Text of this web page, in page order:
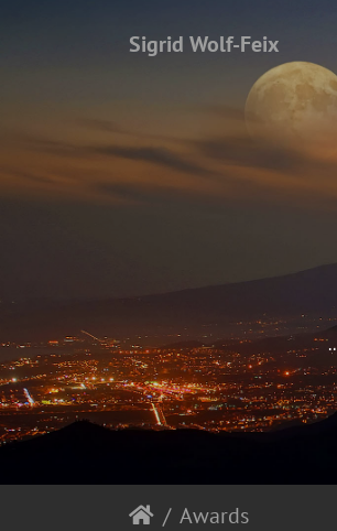
Sigrid Wolf-Feix
Awards